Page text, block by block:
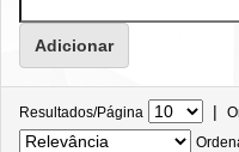
Resultados/Página |